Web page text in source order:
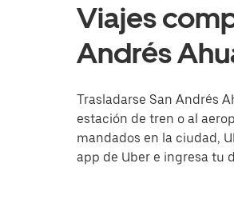
Viajes
Andrés
Trasladarse San Andrés
estación de tren o al
mandados en la ciudad,
app de Uber e ingresa tu